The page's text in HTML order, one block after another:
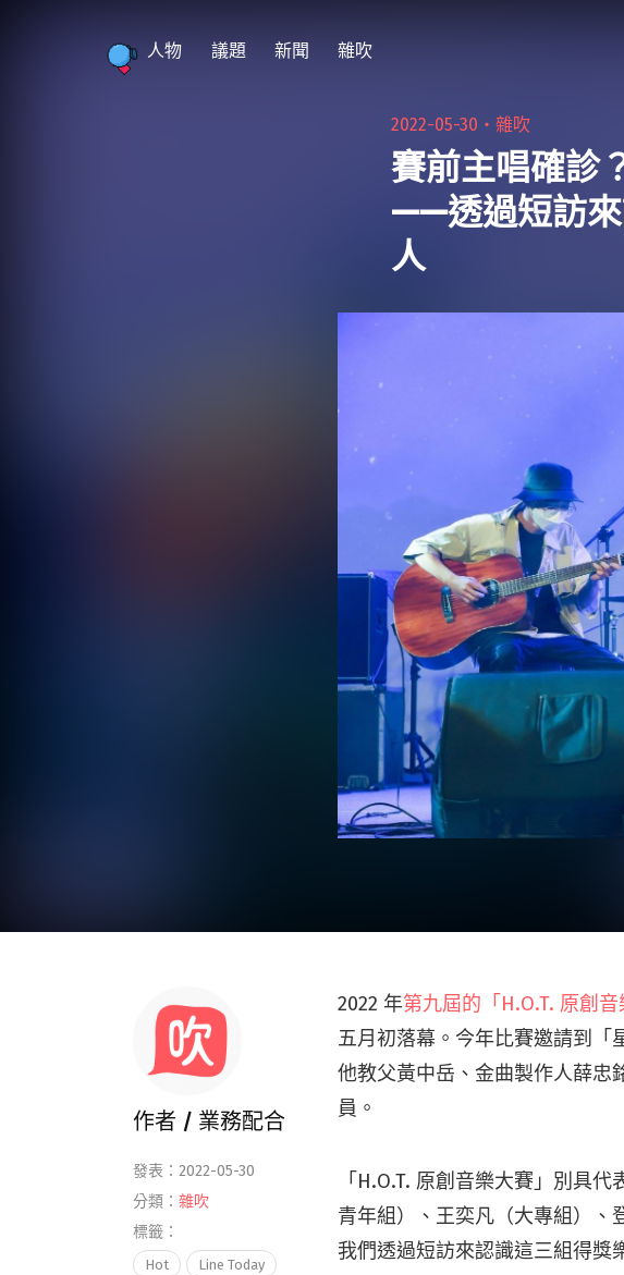
人物 議題 新聞 雜吹
2022-05-30・雜吹
賽前主唱確診
——透過短訪來
人
2022 年第九屆的「H.O.T. 原創音
五月初落幕。今年比賽邀請到「
他教父黃中岳、金曲製作人薛忠
員。
「H.O.T. 原創音樂大賽」別具
青年組）、王奕凡（大專組）、
我們透過短訪來認識這三組得獎
作者 / 業務配合
發表：2022-05-30
分類： 雜吹
標籤：
Hot Line Today